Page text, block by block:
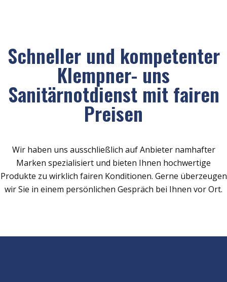
Schneller und kompetenter
Klempner- uns
Sanitärnotdienst mit fairen
Preisen
Wir haben uns ausschließlich auf Anbieter namhafter
Marken spezialisiert und bieten Ihnen hochwertige
Produkte zu wirklich fairen Konditionen. Gerne überzeugen
wir Sie in einem persönlichen Gespräch bei Ihnen vor Ort.